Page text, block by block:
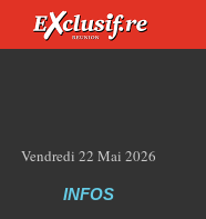
Vendredi 22 Mai 2026
INFOS